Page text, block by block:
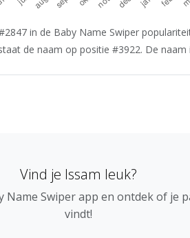
in de Baby Name Swiper
de naam op positie #3922. De naam
Vind je Issam leuk?
Name Swiper app en ontdek of je
vindt!